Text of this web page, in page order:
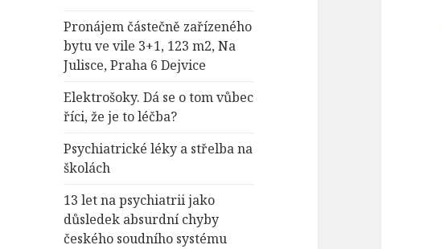
Pronájem částečně zařízeného
bytu ve vile 3+1, 123 m2, Na
Julisce, Praha 6 Dejvice
Elektrošoky. Dá se o tom vůbec
říci, že je to léčba?
Psychiatrické léky a střelba na
školách
13 let na psychiatrii jako
důsledek absurdní chyby
českého soudního systému